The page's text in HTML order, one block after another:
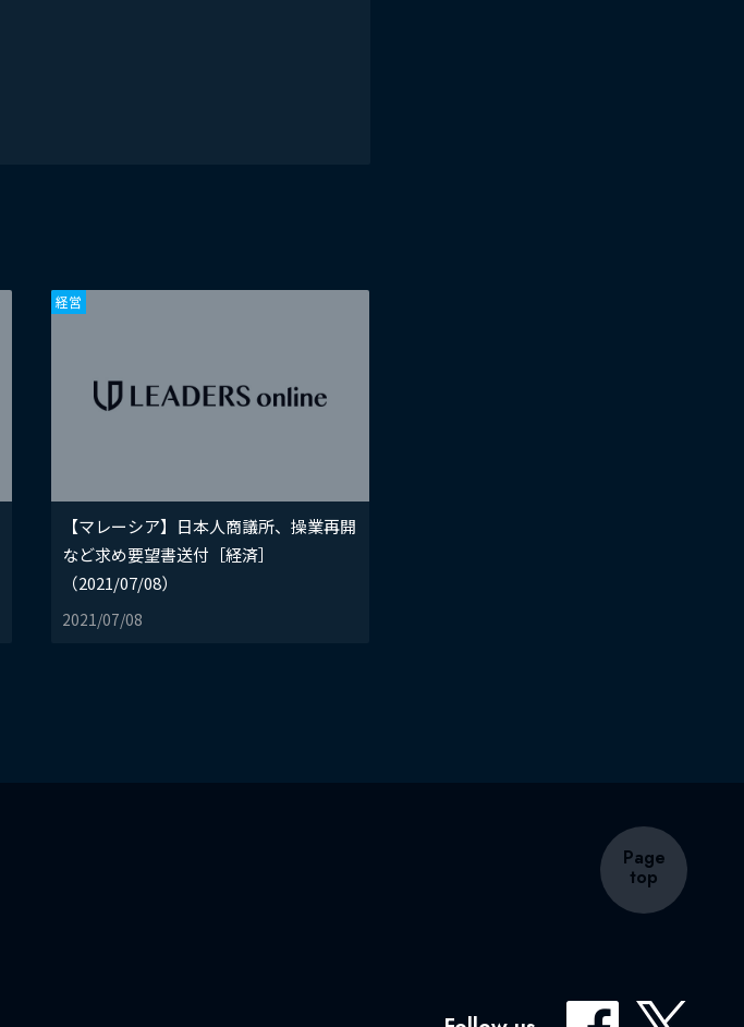
【マレーシア】日本人商議所、操業再開
など求め要望書送付［経済］
（2021/07/08）
2021/07/08
経営
Page
top